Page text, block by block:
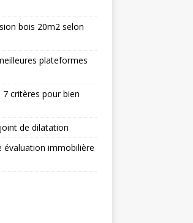
bois 20m2 selon
plateformes
critères pour bien
de dilatation
évaluation immobilière